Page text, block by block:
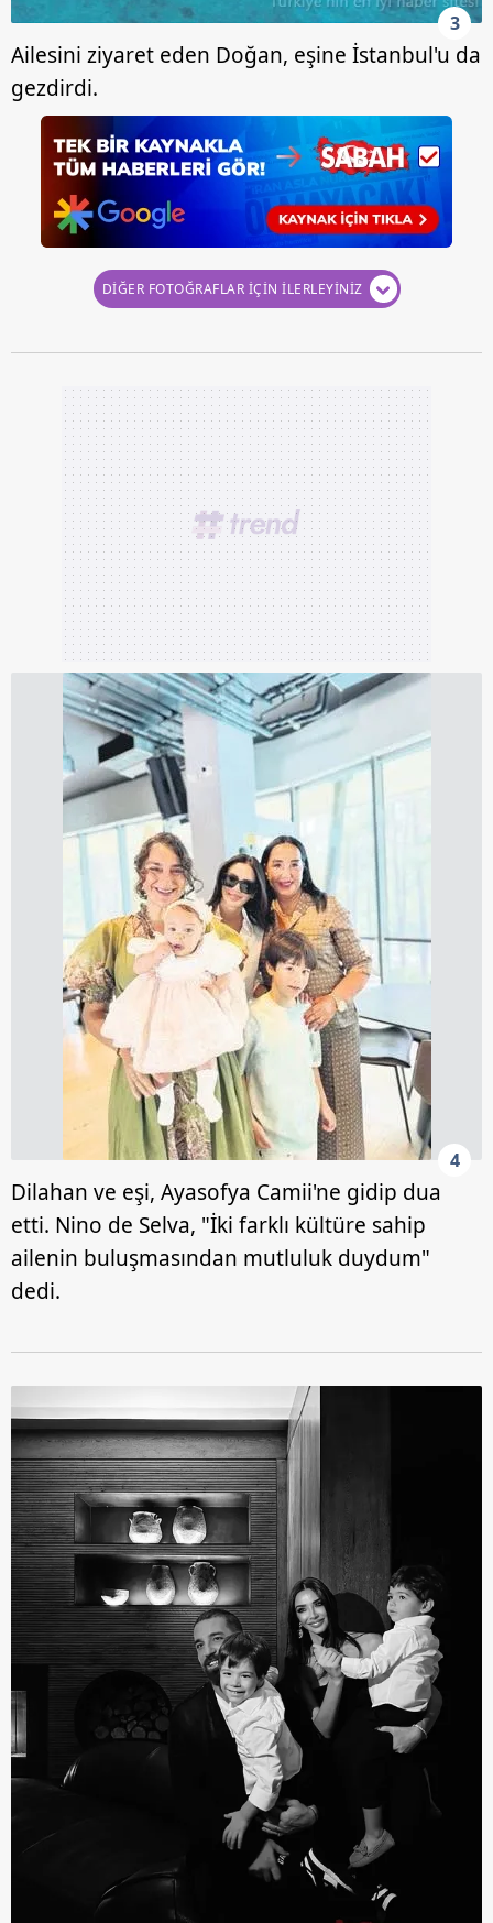
3
Ailesini ziyaret eden Doğan, eşine İstanbul'u da
gezdirdi.
DİĞER FOTOĞRAFLAR İÇİN İLERLEYİNİZ
4
Dilahan ve eşi, Ayasofya Camii'ne gidip dua
etti. Nino de Selva, "İki farklı kültüre sahip
ailenin buluşmasından mutluluk duydum"
dedi.